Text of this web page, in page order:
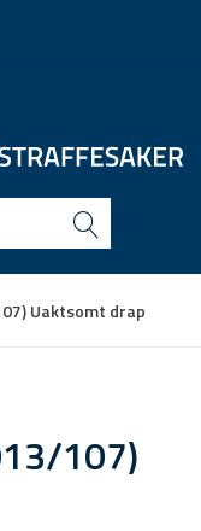
Uaktsomt drap
107)